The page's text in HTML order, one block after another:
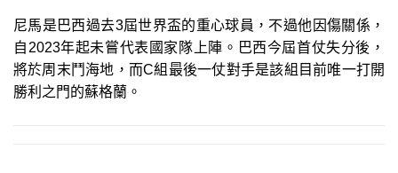
尼馬是巴西過去3屆世界盃的重心球員，不過他因傷關係，
自2023年起未嘗代表國家隊上陣。巴西今屆首仗失分後，
將於周末鬥海地，而C組最後一仗對手是該組目前唯一打開
勝利之門的蘇格蘭。